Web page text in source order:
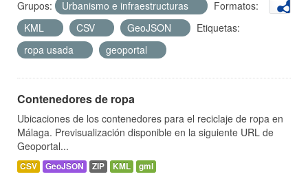
Grupos: Urbanismo e infraestructuras
Formatos:
KML
CSV GeoJSON
Etiquetas:
ropa usada
geoportal
Contenedores de ropa
Ubicaciones de los contenedores para el reciclaje de ropa en
Málaga. Previsualización disponible en la siguiente URL de
Geoportal...
CSV GeoJSON ZIP KML gml